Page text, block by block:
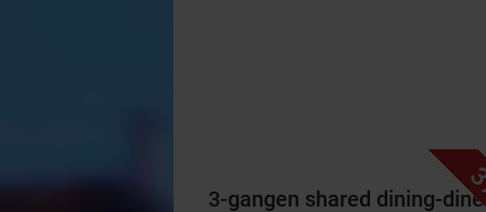
3-gangen shared dining-